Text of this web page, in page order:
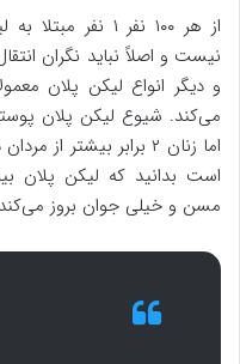
از هر ۱۰۰ نفر ۱
نیست و اصلاً نباید نگران
و دیگر انواع لیکن پلان
می‌کند. شیوع لیکن پلان
اما زنان ۲ برابر
است بدانید که لیکن پلان
مسن و خیلی جوان بروز